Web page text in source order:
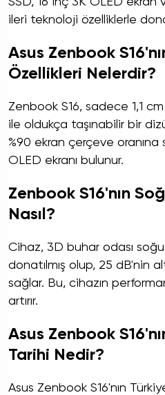
ileri teknoloji özelliklerle
Asus Zenbook
Özellikleri Nelerdir?
Zenbook S16, sadece 1,1 cm
ile oldukça taşınabilir bir
%90 ekran çerçeve
OLED ekranı bulunur.
Zenbook S16'nın
Nasıl?
Cihaz, 3D buhar odası
donatılmış olup, 25 dB'nin
sağlar. Bu, cihazın
artırır.
Asus Zenbook
Tarihi Nedir?
Asus Zenbook S16'nın